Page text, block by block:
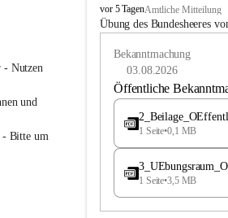
- Nutzen
und
- Bitte um
B
u
e
vor 5 TagenAmtliche Mitteilung
Übung des Bundesheeres
Bekanntmachung
03.08.2026
Öffentliche
1 Seite•0,1 MB
1 Seite•3,5 MB